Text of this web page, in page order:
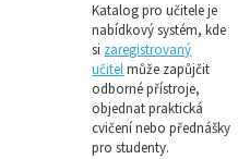
Katalog pro učitele je
nabídkový systém, kde
si zaregistrovaný
učitelmůže zapůjčit
odborné přístroje,
objednat praktická
cvičení nebo přednášky
pro studenty.